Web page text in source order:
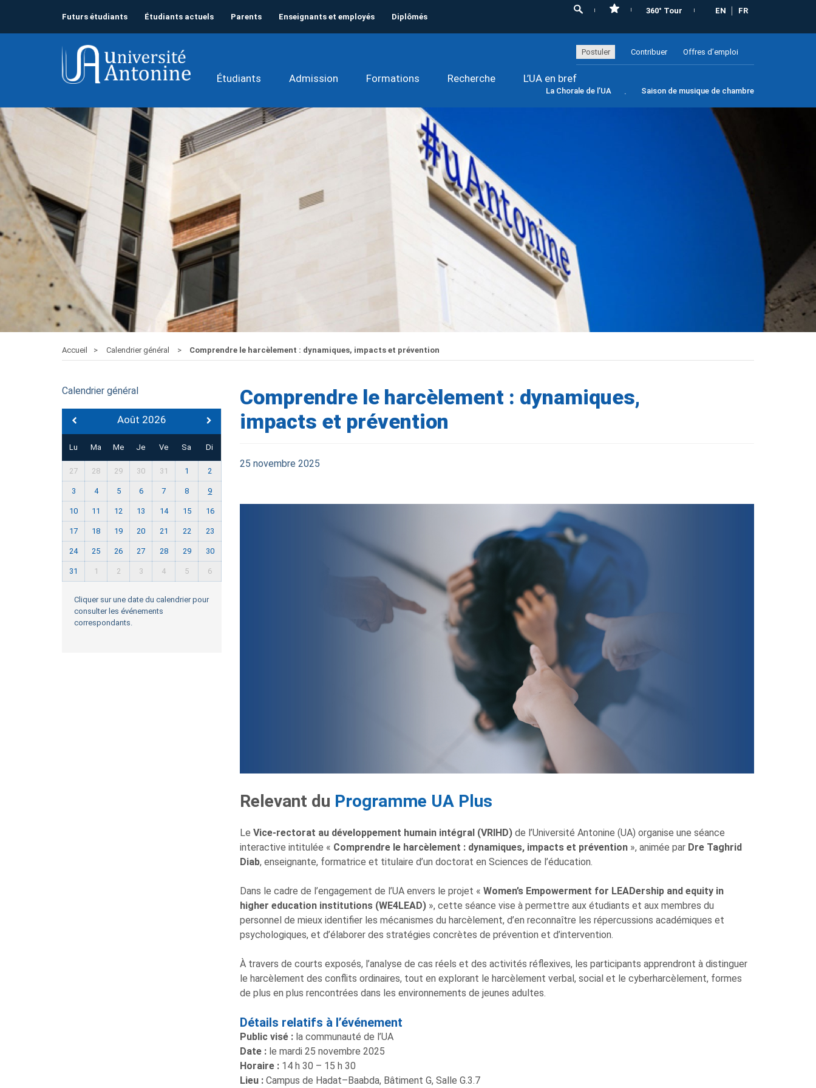
Futurs étudiants Étudiants actuels Parents Enseignants et employés Diplômés
360° Tour EN FR
Postuler Contribuer Offres d’emploi
Étudiants Admission Formations Recherche L’UA en bref
La Chorale de l’UA Saison de musique de chambre
Accueil Calendrier général Comprendre le harcèlement : dynamiques, impacts et prévention
Calendrier général
Août 2026
Lu Ma Me Je Ve Sa Di
27 28 29 30 31 1 2
3 4 5 6 7 8 9
10 11 12 13 14 15 16
17 18 19 20 21 22 23
24 25 26 27 28 29 30
31 1 2 3 4 5 6
Cliquer sur une date du calendrier pour
consulter les événements
correspondants.
Comprendre le harcèlement : dynamiques,
impacts et prévention
25 novembre 2025
Relevant du Programme UA Plus
Le Vice-rectorat au développement humain intégral (VRIHD) de l’Université Antonine (UA) organise une séance
interactive intitulée « Comprendre le harcèlement : dynamiques, impacts et prévention», animée par Dre Taghrid
Diab, enseignante, formatrice et titulaire d’un doctorat en Sciences de l’éducation.
Dans le cadre de l’engagement de l’UA envers le projet « Women’s Empowerment for LEADership and equity in
higher education institutions (WE4LEAD) », cette séance vise à permettre aux étudiants et aux membres du
personnel de mieux identifier les mécanismes du harcèlement, d’en reconnaître les répercussions académiques et
psychologiques, et d’élaborer des stratégies concrètes de prévention et d’intervention.
À travers de courts exposés, l’analyse de cas réels et des activités réflexives, les participants apprendront à distinguer
le harcèlement des conflits ordinaires, tout en explorant le harcèlement verbal, social et le cyberharcèlement, formes
de plus en plus rencontrées dans les environnements de jeunes adultes.
Détails relatifs à l’événement
Public visé:la communauté de l’UA
Date :le mardi 25 novembre 2025
Horaire :14 h 30 – 15 h 30
Lieu :Campus de Hadat–Baabda, Bâtiment G, Salle G.3.7